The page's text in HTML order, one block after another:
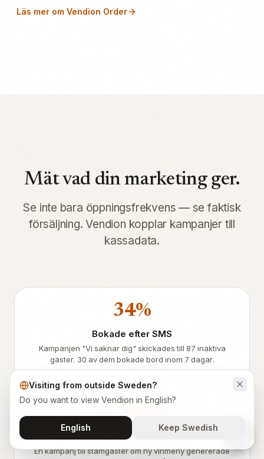
Läs mer om Vendion Order
Mät vad din marketing ger.
Se inte bara öppningsfrekvens — se faktisk
försäljning. Vendion kopplar kampanjer till
kassadata.
34%
Bokade efter SMS
Kampanjen "Vi saknar dig" skickades till 87 inaktiva
gäster. 30 av dem bokade bord inom 7 dagar.
18 400 kr
Mersälj från en kampanj
En kampanj till stamgäster om ny vinmeny genererade
Visiting from outside Sweden?
Do you want to view Vendion in English?
English Keep Swedish